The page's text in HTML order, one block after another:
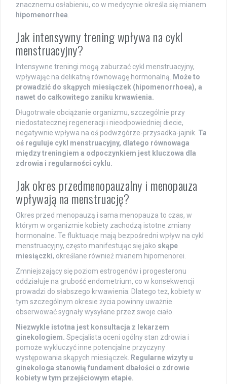
znacznemu osłabieniu, co w medycynie określa się mianem
hipomenorrhea.
Jak intensywny trening wpływa na cykl
menstruacyjny?
Intensywne treningi mogą zaburzać cykl menstruacyjny,
wpływając na delikatną równowagę hormonalną. Może to
prowadzić do skąpych miesiączek (hipomenorrhoea), a
nawet do całkowitego zaniku krwawienia.
Długotrwałe obciążanie organizmu, szczególnie przy
niedostatecznej regeneracji i nieodpowiedniej diecie,
negatywnie wpływa na oś podwzgórze-przysadka-jajnik. Ta
oś reguluje cykl menstruacyjny, dlatego równowaga
między treningiem a odpoczynkiem jest kluczowa dla
zdrowia i regularności cyklu.
Jak okres przedmenopauzalny i menopauza
wpływają na menstruację?
Okres przed menopauzą i sama menopauza to czas, w
którym w organizmie kobiety zachodzą istotne zmiany
hormonalne. Te fluktuacje mają bezpośredni wpływ na cykl
menstruacyjny, często manifestując się jako skąpe
miesiączki, określane również mianem hipomenorei.
Zmniejszający się poziom estrogenów i progesteronu
oddziałuje na grubość endometrium, co w konsekwencji
prowadzi do słabszego krwawienia. Dlatego też, kobiety w
tym szczególnym okresie życia powinny uważnie
obserwować sygnały wysyłane przez swoje ciało.
Niezwykle istotna jest konsultacja z lekarzem
ginekologiem. Specjalista oceni ogólny stan zdrowia i
pomoże wykluczyć inne potencjalne przyczyny
występowania skąpych miesiączek. Regularne wizyty u
ginekologa stanowią fundament dbałości o zdrowie
kobiety w tym przejściowym etapie.